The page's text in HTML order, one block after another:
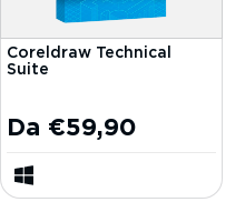
Coreldraw Technical
Suite
Da €59,90